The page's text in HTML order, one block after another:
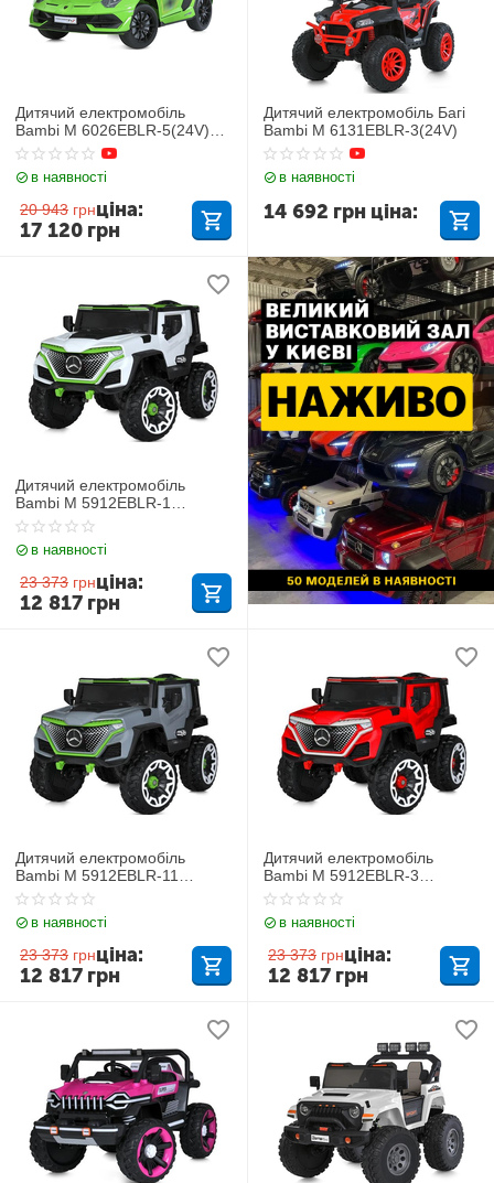
Дитячий електромобіль
Bambi M 6026EBLR-5(24V)
Lamborghini
в наявності
20 943 грн
17 120 грн
ціна:
Дитячий електромобіль Багі
Bambi M 6131EBLR-3(24V)
в наявності
14 692 грн ціна:
Дитячий електромобіль
Bambi M 5912EBLR-1
Mercedes
в наявності
23 373 грн
12 817 грн
ціна:
Дитячий електромобіль
Bambi M 5912EBLR-11
Mercedes
в наявності
23 373 грн
12 817 грн
ціна:
Дитячий електромобіль
Bambi M 5912EBLR-3
Mercedes
в наявності
23 373 грн
12 817 грн
ціна: